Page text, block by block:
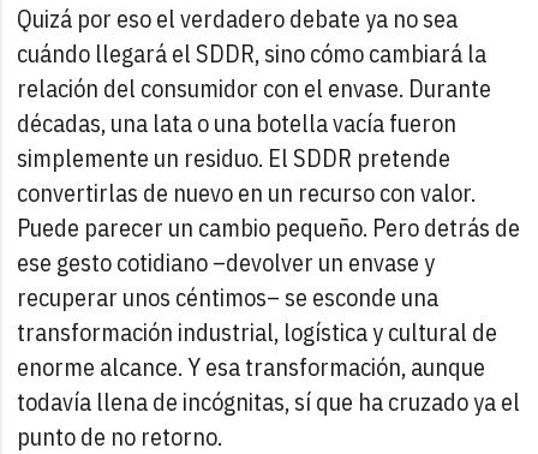
Quizá por eso el verdadero debate ya no sea
cuándo llegará el SDDR, sino cómo cambiará la
relación del consumidor con el envase. Durante
décadas, una lata o una botella vacía fueron
simplemente un residuo. El SDDR pretende
convertirlas de nuevo en un recurso con valor.
Puede parecer un cambio pequeño. Pero detrás de
ese gesto cotidiano –devolver un envase y
recuperar unos céntimos– se esconde una
transformación industrial, logística y cultural de
enorme alcance. Y esa transformación, aunque
todavía llena de incógnitas, sí que ha cruzado ya el
punto de no retorno.